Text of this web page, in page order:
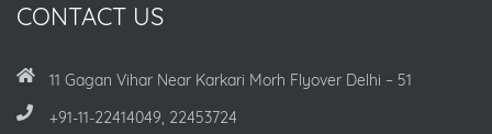
CONTACT US
11 Gagan Vihar Near Karkari Morh Flyover Delhi – 51
+91-11-22414049, 22453724